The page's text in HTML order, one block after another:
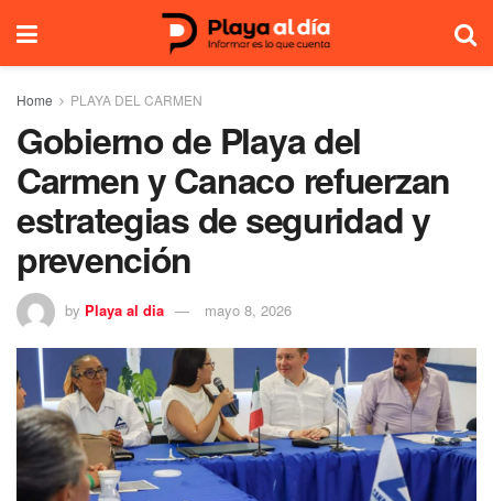
Home PLAYA DEL CARMEN
Gobierno de Playa del
Carmen y Canaco refuerzan
estrategias de seguridad y
prevención
by Playa al dia mayo 8, 2026